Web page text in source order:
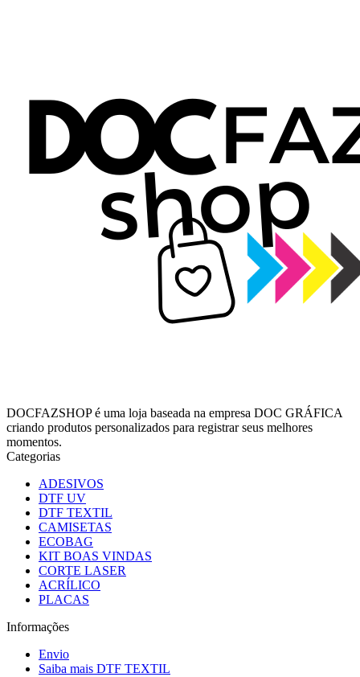
DOCFAZSHOP é uma loja baseada na empresa DOC GRÁFICA
criando produtos personalizados para registrar seus melhores
momentos.
Categorias
ADESIVOS
DTF UV
DTF TEXTIL
CAMISETAS
ECOBAG
KIT BOAS VINDAS
CORTE LASER
ACRÍLICO
PLACAS
Informações
Envio
Saiba mais DTF TEXTIL